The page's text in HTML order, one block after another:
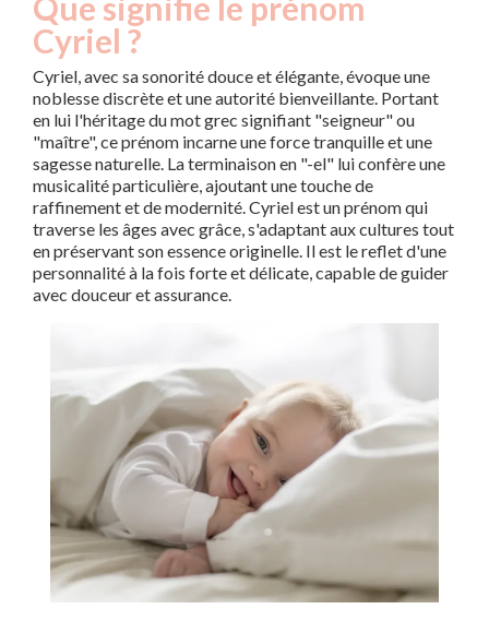
Cyriel ?
Cyriel, avec sa sonorité douce et élégante, évoque une
noblesse discrète et une autorité bienveillante. Portant
en lui l'héritage du mot grec signifiant "seigneur" ou
"maître", ce prénom incarne une force tranquille et une
sagesse naturelle. La terminaison en "-el" lui confère une
musicalité particulière, ajoutant une touche de
raffinement et de modernité. Cyriel est un prénom qui
traverse les âges avec grâce, s'adaptant aux cultures tout
en préservant son essence originelle. Il est le reflet d'une
personnalité à la fois forte et délicate, capable de guider
avec douceur et assurance.